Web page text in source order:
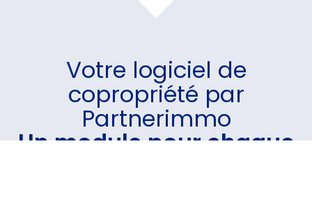
Votre logiciel de
copropriété par
Partnerimmo
Un module pour chaque